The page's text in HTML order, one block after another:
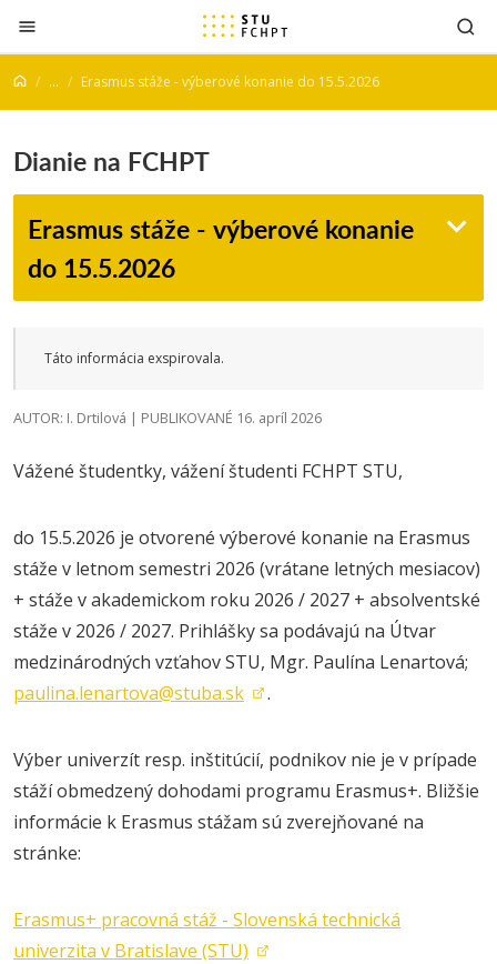
Prejsť na obsah
... Erasmus stáže - výberové konanie do 15.5.2026
Dianie na FCHPT
Erasmus stáže - výberové konanie
do 15.5.2026
Táto informácia exspirovala.
AUTOR: I. Drtilová | PUBLIKOVANÉ 16. apríl 2026
Vážené študentky, vážení študenti FCHPT STU,
do 15.5.2026 je otvorené výberové konanie na Erasmus
stáže v letnom semestri 2026 (vrátane letných mesiacov)
+ stáže v akademickom roku 2026 / 2027 + absolventské
stáže v 2026 / 2027. Prihlášky sa podávajú na Útvar
medzinárodných vzťahov STU, Mgr. Paulína Lenartová;
paulina.lenartova@stuba.sk
.
Výber univerzít resp. inštitúcií, podnikov nie je v prípade
stáží obmedzenýdohodami programu Erasmus+. Bližšie
informácie k Erasmus stážam sú zverejňované na
stránke:
Erasmus+ pracovná stáž - Slovenská technická
univerzita v Bratislave (STU)